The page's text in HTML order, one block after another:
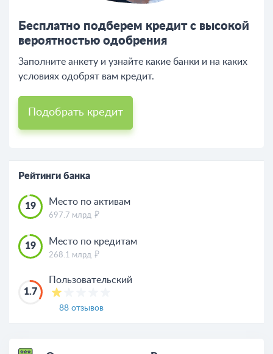
Бесплатно подберем кредит с высокой
вероятностью одобрения
Заполните анкету и узнайте какие банки и на каких
условиях одобрят вам кредит.
Подобрать кредит
Рейтинги банка
19 Место по активам
697.7 млрд
19 Место по кредитам
268.1 млрд
1.7
Пользовательский
88 отзывов